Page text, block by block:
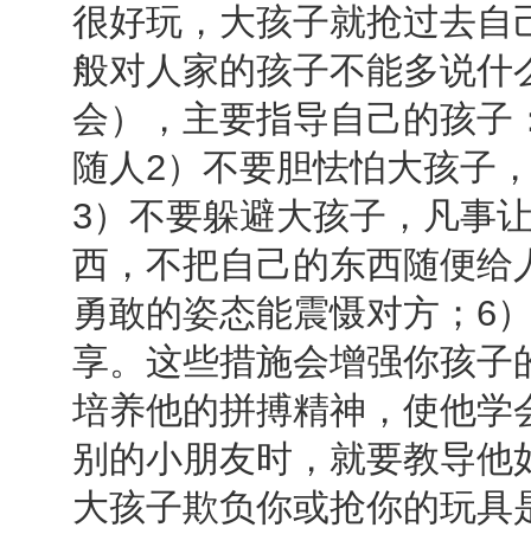
很好玩，大孩子就抢过去
般对人家的孩子不能多说
会），主要指导自己的孩
随人2）不要胆怯怕大孩子
3）不要躲避大孩子，凡事
西，不把自己的东西随便
勇敢的姿态能震慑对方；6
享。这些措施会增强你孩
培养他的拼搏精神，使他
别的小朋友时，就要教导
大孩子欺负你或抢你的玩